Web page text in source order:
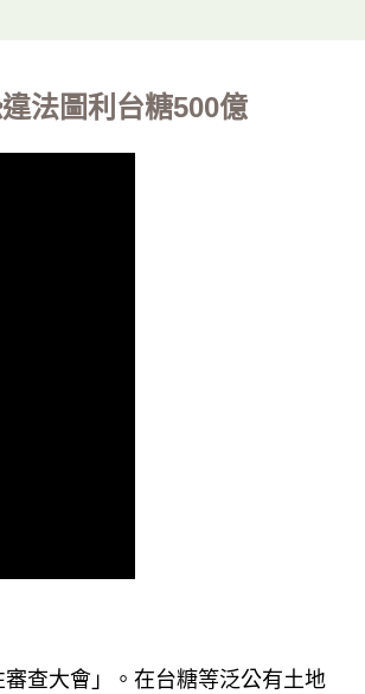
法圖利台糖500億
查大會」。在台糖等泛公有土地